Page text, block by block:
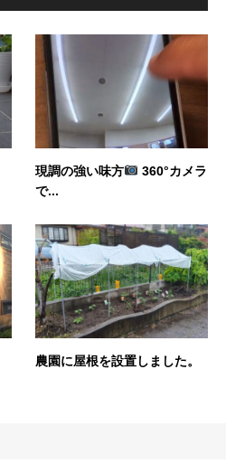
現調の強い味方
360°カメラ
で...
農園に屋根を設置しました。